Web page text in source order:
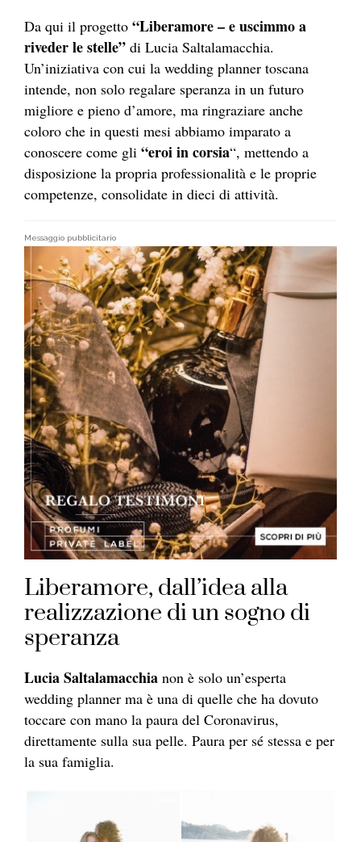
Da qui il progetto “Liberamore – e uscimmo a
riveder le stelle” di Lucia Saltalamacchia.
Un’iniziativa con cui la wedding planner toscana
intende, non solo regalare speranza in un futuro
migliore e pieno d’amore, ma ringraziare anche
coloro che in questi mesi abbiamo imparato a
conoscere come gli “eroi in corsia“, mettendo a
disposizione la propria professionalità e le proprie
competenze, consolidate in dieci di attività.
Messaggio pubblicitario
Liberamore, dall’idea alla
realizzazione di un sogno di
speranza
Lucia Saltalamacchia non è solo un’esperta
wedding planner ma è una di quelle che ha dovuto
toccare con mano la paura del Coronavirus,
direttamente sulla sua pelle. Paura per sé stessa e per
la sua famiglia.